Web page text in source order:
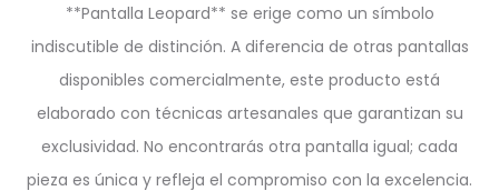
**Pantalla Leopard** se erige como un símbolo
indiscutible de distinción. A diferencia de otras pantallas
disponibles comercialmente, este producto está
elaborado con técnicas artesanales que garantizan su
exclusividad. No encontrarás otra pantalla igual; cada
pieza es única y refleja el compromiso con la excelencia.